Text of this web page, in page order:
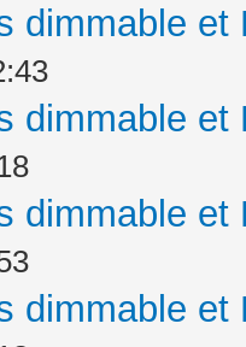
dimmable
dimmable
dimmable
dimmable